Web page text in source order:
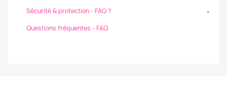
Sécurité & protection - FAQ ?
-
Questions fréquentes - FAQ